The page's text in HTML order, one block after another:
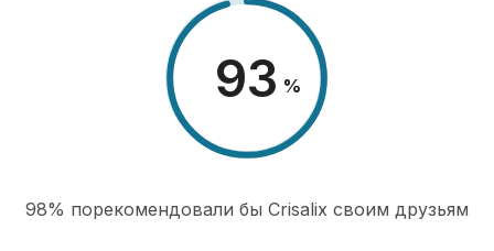
98 %
98% порекомендовали бы Сrisalix cвоим друзьям